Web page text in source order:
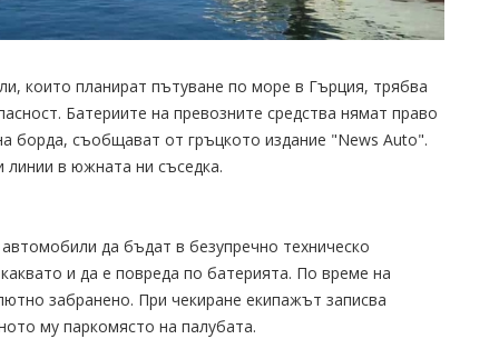
които планират пътуване по море в Гърция, трябва
Батериите на превозните средства нямат право
борда, съобщават от гръцкото издание "News Auto".
линии в южната ни съседка.
да бъдат в безупречно техническо
и да е повреда по батерията. По време на
забранено. При чекиране екипажът записва
му паркомясто на палубата.